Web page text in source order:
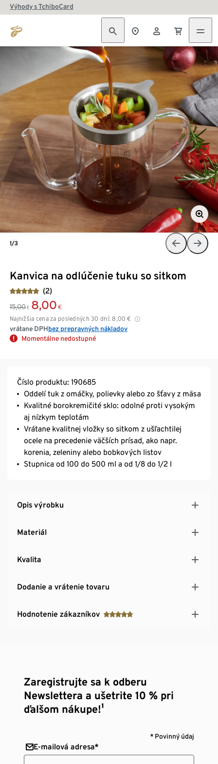
Výhody s TchiboCard
Kanvica na odlúčenie tuku so sitkom
(2)
15,00 € 8,00 €
Najnižšia cena za posledných 30 dní: 8,00 €
vrátane DPHbez prepravných nákladov
Momentálne nedostupné
1/3
Číslo produktu: 190685
Oddelí tuk z omáčky, polievky alebo zo šťavy z mäsa
Kvalitné borokremičité sklo: odolné proti vysokým
aj nízkym teplotám
Vrátane kvalitnej vložky so sitkom z ušľachtilej
ocele na precedenie väčších prísad, ako napr.
korenia, zeleniny alebo bobkových listov
Stupnica od 100 do 500 ml a od 1/8 do 1/2 l
Opis výrobku
Materiál
Kvalita
Dodanie a vrátenie tovaru
Hodnotenie zákazníkov
Zaregistrujte sa k odberu
Newslettera a ušetrite 10 % pri
ďalšom nákupe!¹
* Povinný údaj
E-mailová adresa*